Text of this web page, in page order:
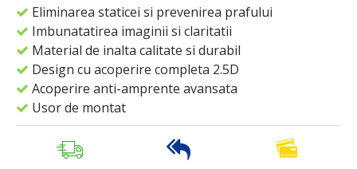
Eliminarea staticei si prevenirea prafului
Imbunatatirea imaginii si claritatii
Material de inalta calitate si durabil
Design cu acoperire completa 2.5D
Acoperire anti-amprente avansata
Usor de montat